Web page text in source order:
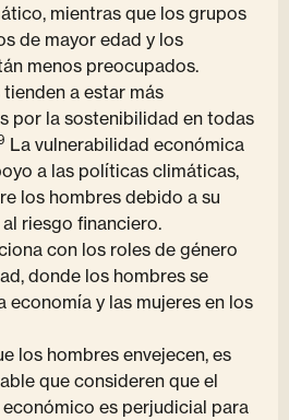
mientras que los grupos
de mayor edad y los
menos preocupados.
a estar más
por la sostenibilidad en todas
La vulnerabilidad económica
a las políticas climáticas,
los hombres debido a su
riesgo financiero.
con los roles de género
donde los hombres se
economía y las mujeres en los
los hombres envejecen, es
que consideren que el
es perjudicial para